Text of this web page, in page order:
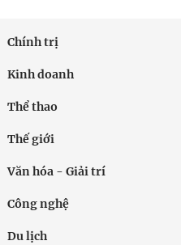
Chính trị
Kinh doanh
Thể thao
Thế giới
Văn hóa - Giải trí
Công nghệ
Du lịch